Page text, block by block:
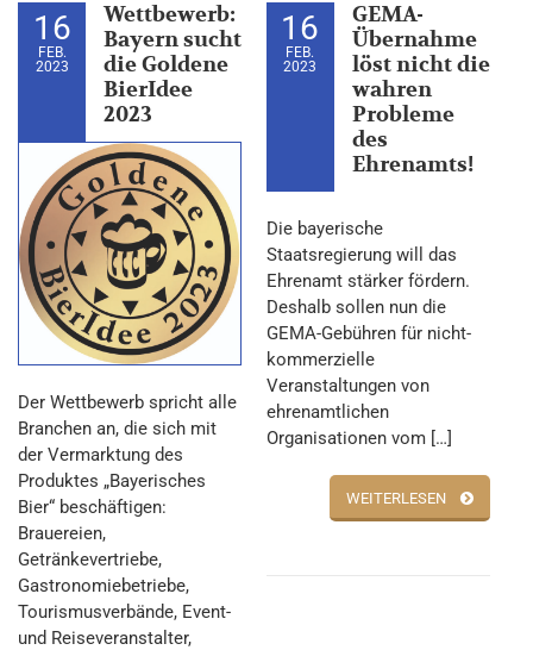
16
FEB.
2023
Wettbewerb:
Bayern sucht
die Goldene
BierIdee
2023
Der Wettbewerb spricht alle
Branchen an, die sich mit
der Vermarktung des
Produktes „Bayerisches
Bier“ beschäftigen:
Brauereien,
Getränkevertriebe,
Gastronomiebetriebe,
Tourismusverbände, Event-
und Reiseveranstalter,
16
FEB.
2023
GEMA-
Übernahme
löst nicht die
wahren
Probleme
des
Ehrenamts!
Die bayerische
Staatsregierung will das
Ehrenamt stärker fördern.
Deshalb sollen nun die
GEMA-Gebühren für nicht-
kommerzielle
Veranstaltungen von
ehrenamtlichen
Organisationen vom […]
WEITERLESEN